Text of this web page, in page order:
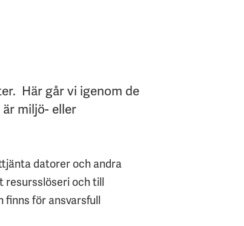
Här går vi igenom de
miljö- eller
datorer och andra
resursslöseri och till
finns för ansvarsfull